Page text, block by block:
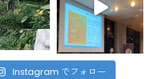
Instagram でフォロー